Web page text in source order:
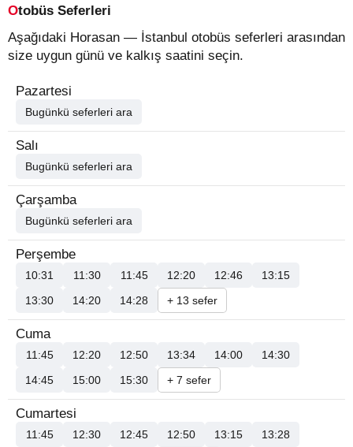
Otobüs Seferleri
Aşağıdaki Horasan — İstanbul otobüs seferleri arasından
size uygun günü ve kalkış saatini seçin.
Pazartesi
Bugünkü seferleri ara
Salı
Bugünkü seferleri ara
Çarşamba
Bugünkü seferleri ara
Perşembe
10:31 11:30 11:45 12:20 12:46
13:15
13:30
14:20 14:28 + 13 sefer
Cuma
11:45 12:20 12:50 13:34 14:00
14:30
14:45
15:00 15:30 + 7 sefer
Cumartesi
11:45 12:30 12:45 12:50 13:15
13:28